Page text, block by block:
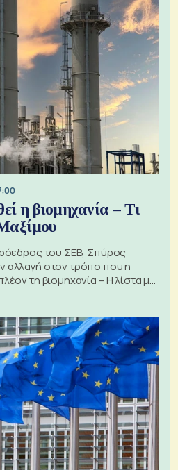
η βιομηχανία – Τι
του ΣΕΒ, Σπύρος
αλλαγή στον τρόπο που η
τη βιομηχανία – Η λίστα με